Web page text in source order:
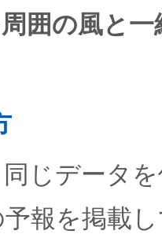
囲の風と
じデータ
報を掲載